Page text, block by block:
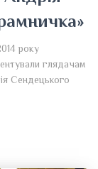
року
глядачам
Сендецького